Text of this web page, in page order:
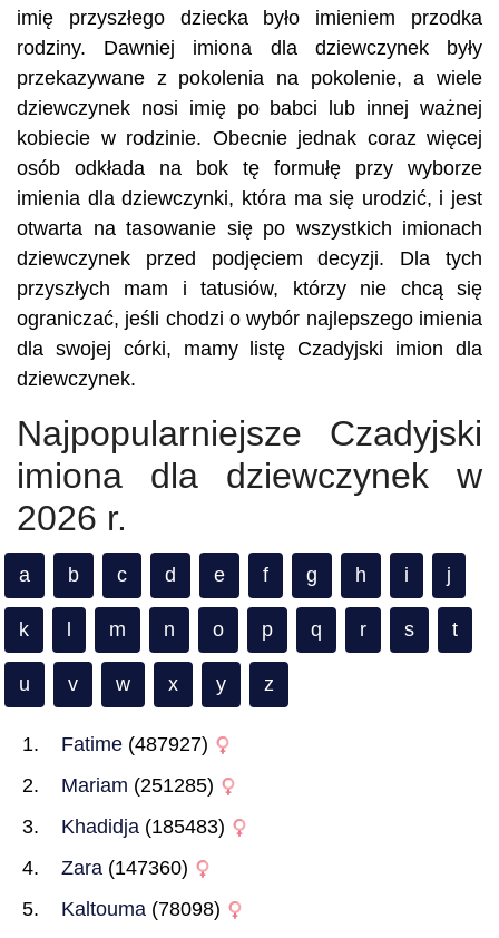
imię przyszłego dziecka było imieniem przodka
rodziny. Dawniej imiona dla dziewczynek były
przekazywane z pokolenia na pokolenie, a wiele
dziewczynek nosi imię po babci lub innej ważnej
kobiecie w rodzinie. Obecnie jednak coraz więcej
osób odkłada na bok tę formułę przy wyborze
imienia dla dziewczynki, która ma się urodzić, i jest
otwarta na tasowanie się po wszystkich imionach
dziewczynek przed podjęciem decyzji. Dla tych
przyszłych mam i tatusiów, którzy nie chcą się
ograniczać, jeśli chodzi o wybór najlepszego imienia
dla swojej córki, mamy listę Czadyjski imion dla
dziewczynek.
Najpopularniejsze Czadyjski
imiona dla dziewczynek w
2026 r.
a b c d e f g h i j
k m n o p q r s t
u v w x y z
Fatime (487927)
Mariam (251285)
Khadidja (185483)
Zara (147360)
Kaltouma (78098)